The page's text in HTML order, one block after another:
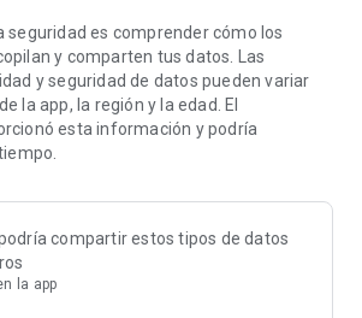
función de corrección inteligente.
sin esfuerzo
a donde quieras! Exporta sin
en formato PDF para
guardarlos y volver a visitarlos.
exportación para una gestión sin
por tu camino de aprendizaje con la
importación-exportación. Muévete
seguridad es comprender cómo los
y comparten tus datos. Las
y seguridad de datos pueden variar
la app, la región y la edad. El
esta información y podría
compartir estos tipos de datos
la app